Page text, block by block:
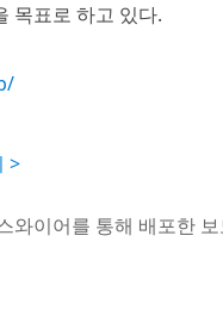
목표로 하고 있다.
>
와이어를 통해 배포한